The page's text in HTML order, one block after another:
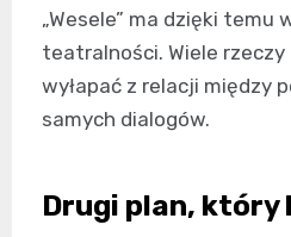
„Wesele” ma dzięki temu
teatralności. Wiele
wyłapać z relacji między
samych dialogów.
Drugi plan, który